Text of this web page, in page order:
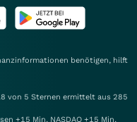
benötigen, hilft
von 5 Sternen ermittelt aus 285
+15 Min. NASDAQ +15 Min.